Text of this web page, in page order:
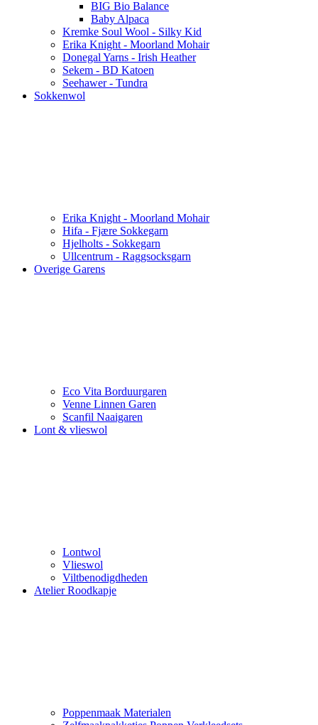
BIG Bio Balance
Baby Alpaca
Kremke Soul Wool - Silky Kid
Erika Knight - Moorland Mohair
Donegal Yarns - Irish Heather
Sekem - BD Katoen
Seehawer - Tundra
Sokkenwol
Erika Knight - Moorland Mohair
Hifa - Fjære Sokkegarn
Hjelholts - Sokkegarn
Ullcentrum - Raggsocksgarn
Overige Garens
Eco Vita Borduurgaren
Venne Linnen Garen
Scanfil Naaigaren
Lont & vlieswol
Lontwol
Vlieswol
Viltbenodigdheden
Atelier Roodkapje
Poppenmaak Materialen